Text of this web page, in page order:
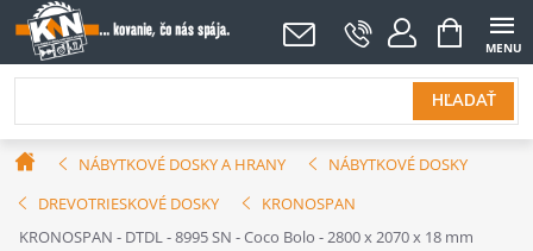
Prejsť
na
obsah
HĽADAŤ
NÁKUPNÝ
KOŠÍK
DomovNÁBYTKOVÉ DOSKY A HRANY
NÁBYTKOVÉ DOSKY
DREVOTRIESKOVÉ DOSKY
KRONOSPAN
KRONOSPAN - DTDL - 8995 SN - Coco Bolo - 2800 x 2070 x 18 mm